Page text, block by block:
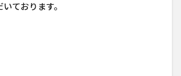
ております。